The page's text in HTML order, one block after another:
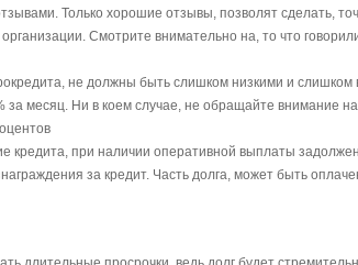
Только хорошие отзывы, позволят сделать,
Смотрите внимательно на, то что
не должны быть слишком низкими и слишком
месяц. Ни в коем случае, не обращайте внимание на
кредита, при наличии оперативной выплаты
за кредит. Часть долга, может быть